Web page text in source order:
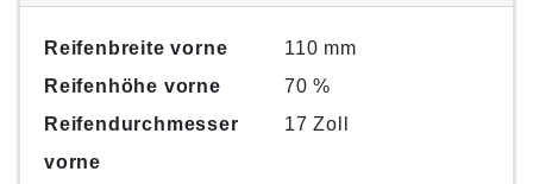
Reifenbreite vorne
110 mm
Reifenhöhe vorne
70 %
Reifendurchmesser
vorne
17 Zoll